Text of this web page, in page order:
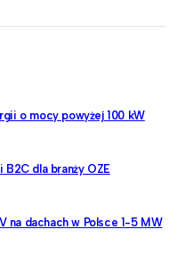
o mocy powyżej 100 kW
B2C dla branży OZE
na dachach w Polsce 1-5 MW